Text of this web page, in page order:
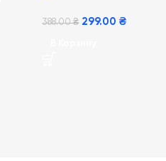
388.00₴ 299.00₴